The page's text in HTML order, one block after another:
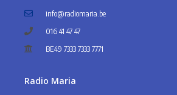
info@radiomaria.be
016 41 47 47
BE49 7333 7333 7771
Radio Maria